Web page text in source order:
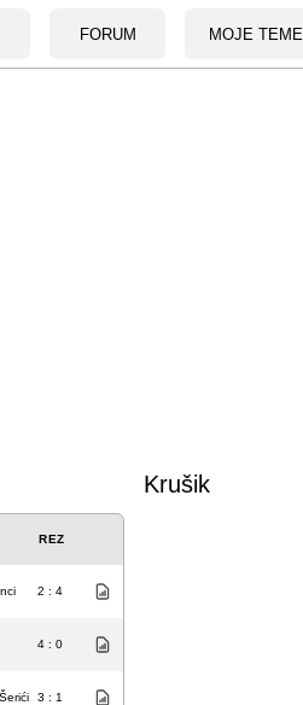
FORUM MOJE TEME
REZ
2 : 4
4 : 0
3 : 1
Krušik